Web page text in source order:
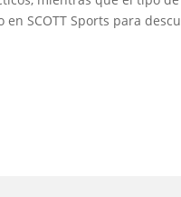
SCOTT Sports para